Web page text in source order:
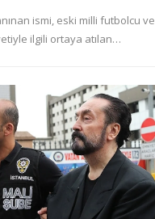
ismi, eski milli futbolcu
ilgili ortaya atılan…